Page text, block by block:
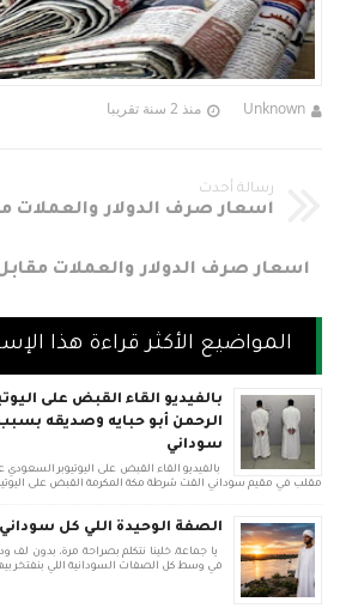
Unknown منذ 2 سنة تقريبا
رسالة أحدث
المواضيع الأكثر قراءة هذا
بالفيديو القاء القبض على
الرحمن أبو حبايه وصديقه
سوداني
بالفيديو القاء القبض على اليوتيوبر
مقلب في مقيم سوداني القت شرطة مكة المكرمة القبض على
الصفة الوحيدة اللي كل
يا جماعة، خلينا نتكلم بصراحة مرة، بدون لف
في وسط كل الصفات السودانية اللي بنفتخر